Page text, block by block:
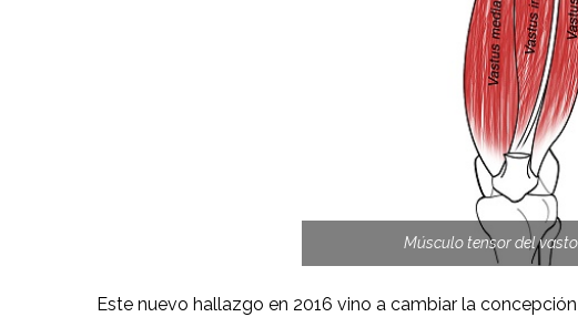
Músculo tensor del
Este nuevo hallazgo en 2016 vino a cambiar la